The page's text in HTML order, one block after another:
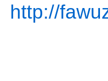
http://